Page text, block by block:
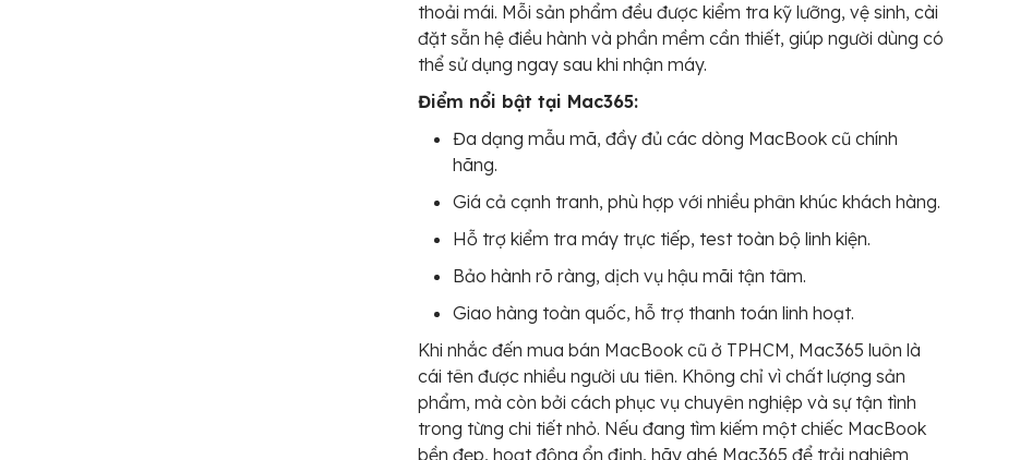
thoải mái. Mỗi sản phẩm đều được kiểm tra kỹ lưỡng, vệ sinh, cài
đặt sẵn hệ điều hành và phần mềm cần thiết, giúp người dùng có
thể sử dụng ngay sau khi nhận máy.
Điểm nổi bật tại Mac365:
Đa dạng mẫu mã, đầy đủ các dòng MacBook cũ chính
hãng.
Giá cả cạnh tranh, phù hợp với nhiều phân khúc khách hàng.
Hỗ trợ kiểm tra máy trực tiếp, test toàn bộ linh kiện.
Bảo hành rõ ràng, dịch vụ hậu mãi tận tâm.
Giao hàng toàn quốc, hỗ trợ thanh toán linh hoạt.
Khi nhắc đến mua bán MacBook cũ ở TPHCM, Mac365 luôn là
cái tên được nhiều người ưu tiên. Không chỉ vì chất lượng sản
phẩm, mà còn bởi cách phục vụ chuyên nghiệp và sự tận tình
trong từng chi tiết nhỏ. Nếu đang tìm kiếm một chiếc MacBook
bền đẹp, hoạt động ổn định, hãy ghé Mac365 để trải nghiệm